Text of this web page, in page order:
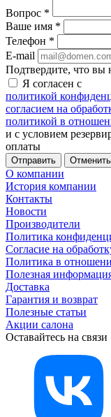
Вопрос *
Ваше имя *
Телефон *
E-mail
Подтвердите, что вы
Я согласен с
политикой
согласием на
политикой в
и с условием
оплаты
Отменить
О компании
История компании
Контакты
Новости
Производители
Политика
Согласие на
Политика в
Полезная
Доставка
Гарантия и возврат
Полезные статьи
Акции салона
Оставайтесь на связи